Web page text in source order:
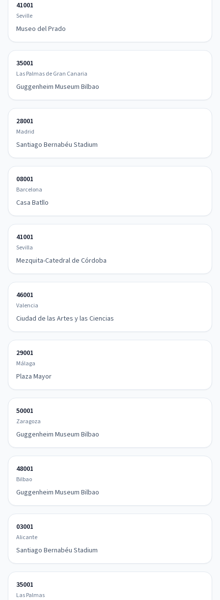
41001
Seville
Museo del Prado
35001
Las Palmas de Gran Canaria
Guggenheim Museum Bilbao
28001
Madrid
Santiago Bernabéu Stadium
08001
Barcelona
Casa Batllo
41001
Sevilla
Mezquita-Catedral de Córdoba
46001
Valencia
Ciudad de las Artes y las Ciencias
29001
Málaga
Plaza Mayor
50001
Zaragoza
Guggenheim Museum Bilbao
48001
Bilbao
Guggenheim Museum Bilbao
03001
Alicante
Santiago Bernabéu Stadium
35001
Las Palmas